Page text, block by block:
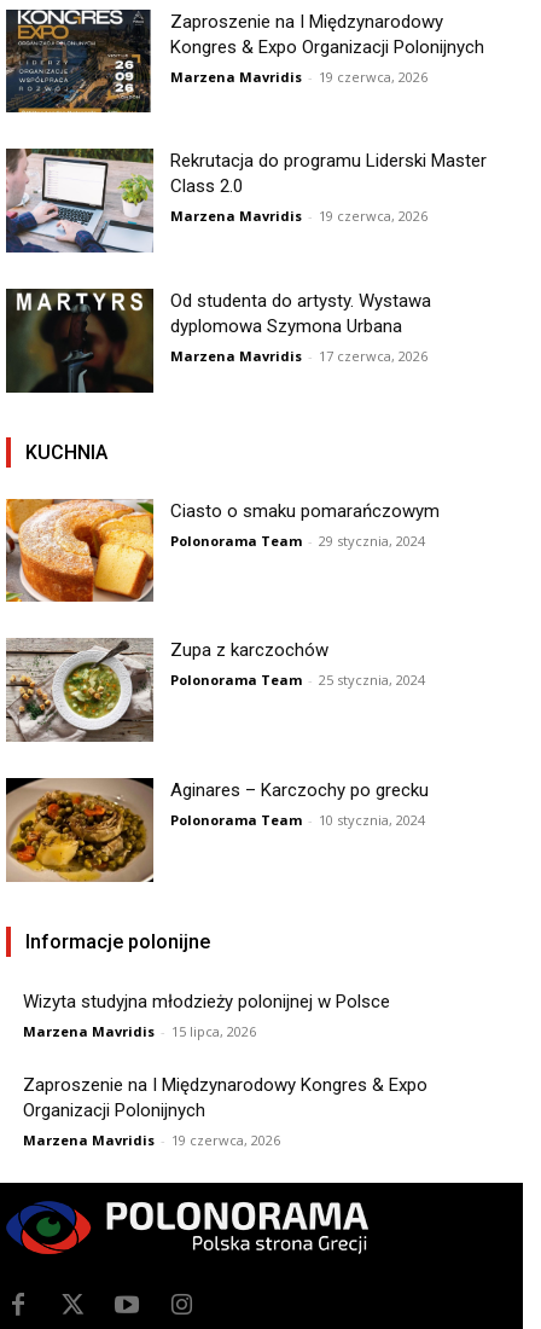
Zaproszenie na I Międzynarodowy
Kongres & Expo Organizacji Polonijnych
Marzena Mavridis - 19 czerwca, 2026
Rekrutacja do programu Liderski Master
Class 2.0
Marzena Mavridis - 19 czerwca, 2026
Od studenta do artysty. Wystawa
dyplomowa Szymona Urbana
Marzena Mavridis - 17 czerwca, 2026
KUCHNIA
Ciasto o smaku pomarańczowym
Polonorama Team - 29 stycznia, 2024
Zupa z karczochów
Polonorama Team - 25 stycznia, 2024
Aginares – Karczochy po grecku
Polonorama Team - 10 stycznia, 2024
Informacje polonijne
Wizyta studyjna młodzieży polonijnej w Polsce
Marzena Mavridis - 15 lipca, 2026
Zaproszenie na I Międzynarodowy Kongres & Expo
Organizacji Polonijnych
Marzena Mavridis - 19 czerwca, 2026